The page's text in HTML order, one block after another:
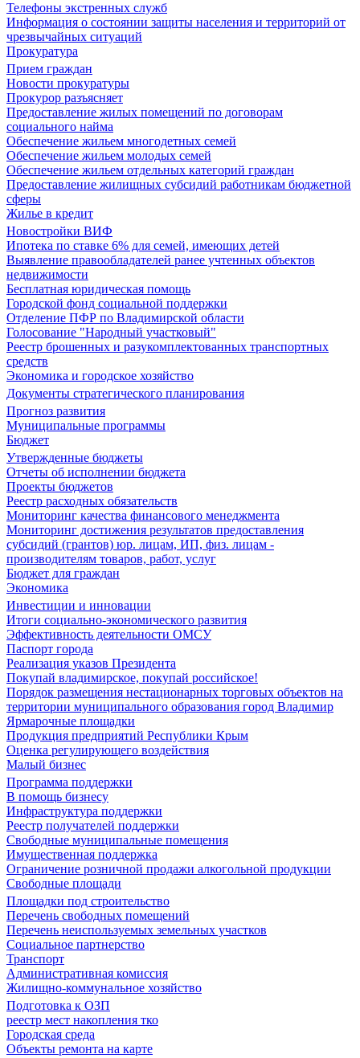
Телефоны экстренных служб
Информация о состоянии защиты населения и территорий от
чрезвычайных ситуаций
Прокуратура
Прием граждан
Новости прокуратуры
Прокурор разъясняет
Предоставление жилых помещений по договорам
социального найма
Обеспечение жильем многодетных семей
Обеспечение жильем молодых семей
Обеспечение жильем отдельных категорий граждан
Предоставление жилищных субсидий работникам бюджетной
сферы
Жилье в кредит
Новостройки ВИФ
Ипотека по ставке 6% для семей, имеющих детей
Выявление правообладателей ранее учтенных объектов
недвижимости
Бесплатная юридическая помощь
Городской фонд социальной поддержки
Отделение ПФР по Владимирской области
Голосование "Народный участковый"
Реестр брошенных и разукомплектованных транспортных
средств
Экономика и городское хозяйство
Документы стратегического планирования
Прогноз развития
Муниципальные программы
Бюджет
Утвержденные бюджеты
Отчеты об исполнении бюджета
Проекты бюджетов
Реестр расходных обязательств
Мониторинг качества финансового менеджмента
Мониторинг достижения результатов предоставления
субсидий (грантов) юр. лицам, ИП, физ. лицам -
производителям товаров, работ, услуг
Бюджет для граждан
Экономика
Инвестиции и инновации
Итоги социально-экономического развития
Эффективность деятельности ОМСУ
Паспорт города
Реализация указов Президента
Покупай владимирское, покупай российское!
Порядок размещения нестационарных торговых объектов на
территории муниципального образования город Владимир
Ярмарочные площадки
Продукция предприятий Республики Крым
Оценка регулирующего воздействия
Малый бизнес
Программа поддержки
В помощь бизнесу
Инфраструктура поддержки
Реестр получателей поддержки
Свободные муниципальные помещения
Имущественная поддержка
Ограничение розничной продажи алкогольной продукции
Свободные площади
Площадки под строительство
Перечень свободных помещений
Перечень неиспользуемых земельных участков
Социальное партнерство
Транспорт
Административная комиссия
Жилищно-коммунальное хозяйство
Подготовка к ОЗП
реестр мест накопления тко
Городская среда
Объекты ремонта на карте